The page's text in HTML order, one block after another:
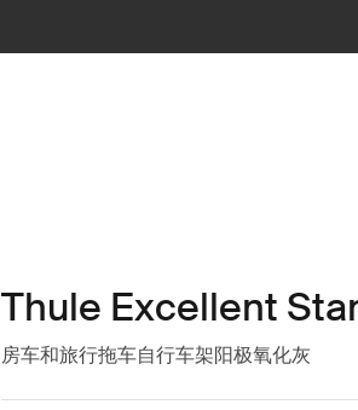
Thule Excellent
房车和旅行拖车自行车架阳极氧化灰